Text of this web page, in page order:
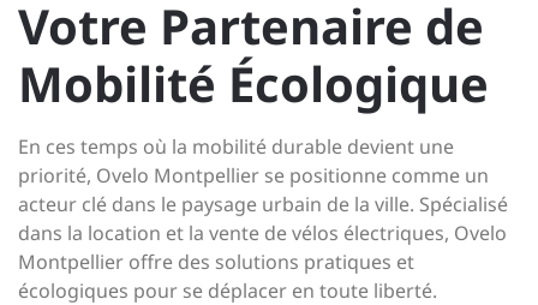
Votre Partenaire de
Mobilité Écologique
En ces temps où la mobilité durable devient une
priorité, Ovelo Montpellier se positionne comme un
acteur clé dans le paysage urbain de la ville. Spécialisé
dans la location et la vente de vélos électriques, Ovelo
Montpellier offre des solutions pratiques et
écologiques pour se déplacer en toute liberté.